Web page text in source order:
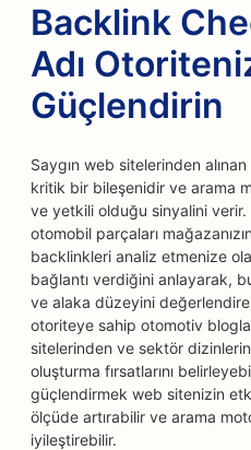
Backlink
Adı
Güçlendirin
Saygın web sitelerinden
kritik bir bileşenidir ve arama
ve yetkili olduğu sinyalini verir.
otomobil parçaları
backlinkleri analiz etmenize
bağlantı verdiğini anlayarak,
ve alaka düzeyini
otoriteye sahip otomotiv
sitelerinden ve sektör
oluşturma fırsatlarını
güçlendirmek web sitenizin
ölçüde artırabilir ve arama
iyileştirebilir.